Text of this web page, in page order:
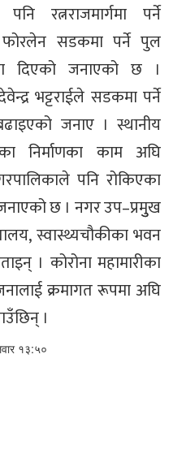
रत्नराजमार्गमा पर्ने
फोरलेन सडकमा पर्ने पुल
दिएको जनाएको छ ।
भट्टराईले सडकमा पर्ने
जनाए । स्थानीय
निर्माणका काम अघि
पनि रोकिएका
छ । नगर उप–प्रमुुख
स्वास्थ्यचौकीका भवन
। कोरोना महामारीका
क्रमागत रूपमा अघि
।
१३:५०